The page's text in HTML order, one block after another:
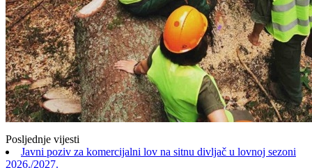
Posljednje vijesti
Javni poziv za komercijalni lov na sitnu divljač u lovnoj sezoni
2026./2027.